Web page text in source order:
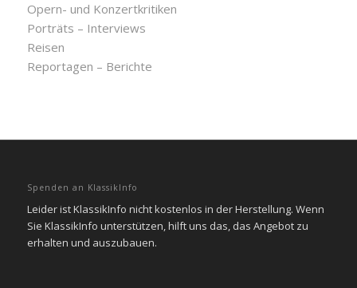
Opern- und Konzertkritiken
Porträts – Interviews
Reisen
Reportagen – Berichte
Spenden an KlassikInfo
Leider ist KlassikInfo nicht kostenlos in der Herstellung. Wenn
Sie KlassikInfo unterstützen, hilft uns das, das Angebot zu
erhalten und auszubauen.